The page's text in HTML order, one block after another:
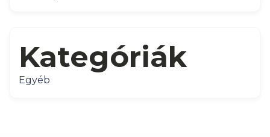
Kategóriák
Egyéb